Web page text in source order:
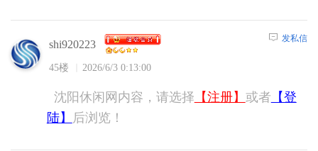
shi920223
45楼 2026/6/3 0:13:00
发私信
沈阳休闲网内容，请选择 【注册】 或者 【登
陆】
后浏览！